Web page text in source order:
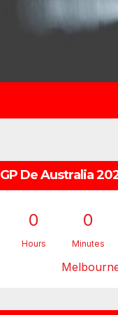
GP De Australia
0
Hours
0
Minutes